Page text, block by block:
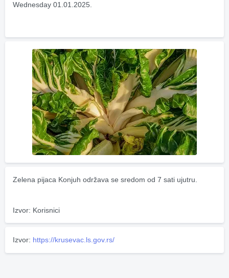
Wednesday 01.01.2025.
Zelena pijaca Konjuh održava se sredom od 7 sati ujutru.
Izvor: Korisnici
Izvor: https://krusevac.ls.gov.rs/